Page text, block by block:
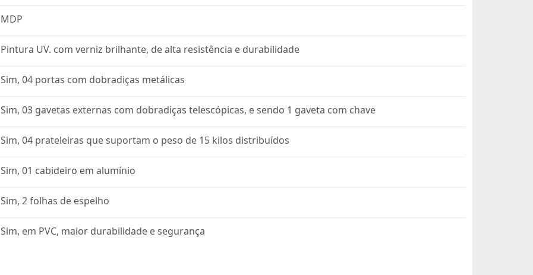
MDP
Pintura UV. com verniz brilhante, de alta resistência e durabilidade
Sim, 04 portas com dobradiças metálicas
Sim, 03 gavetas externas com dobradiças telescópicas, e sendo 1 gaveta com chave
Sim, 04 prateleiras que suportam o peso de 15 kilos distribuídos
Sim, 01 cabideiro em alumínio
Sim, 2 folhas de espelho
Sim, em PVC, maior durabilidade e segurança